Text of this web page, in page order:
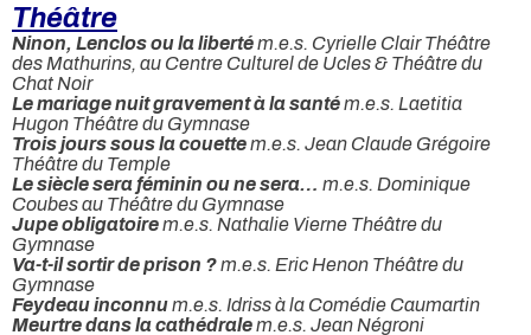
Théâtre
Ninon, Lenclos ou la libertém.e.s. Cyrielle Clair Théâtre
des Mathurins, au Centre Culturel de Ucles & Théâtre du
Chat Noir
Le mariage nuit gravement à la santém.e.s. Laetitia
Hugon Théâtre du Gymnase
Trois jours sous la couettem.e.s. Jean Claude Grégoire
Théâtre du Temple
Le siècle sera féminin ou ne sera… m.e.s. Dominique
Coubes au Théâtre du Gymnase
Jupe obligatoirem.e.s. Nathalie Vierne Théâtre du
Gymnase
Va-t-il sortir de prison ?m.e.s. Eric Henon Théâtre du
Gymnase
Feydeau inconnum.e.s. Idriss à la Comédie Caumartin
Meurtre dans la cathédralem.e.s. Jean Négroni